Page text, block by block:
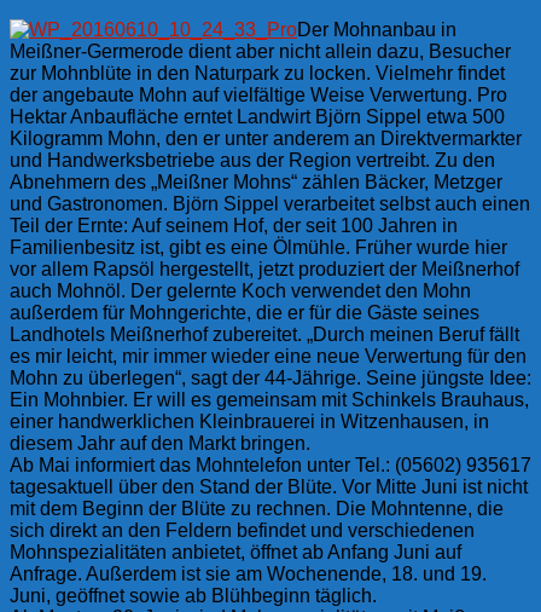
Der Mohnanbau in
Meißner-Germerode dient aber nicht allein dazu, Besucher
zur Mohnblüte in den Naturpark zu locken. Vielmehr findet
der angebaute Mohn auf vielfältige Weise Verwertung. Pro
Hektar Anbaufläche erntet Landwirt Björn Sippel etwa 500
Kilogramm Mohn, den er unter anderem an Direktvermarkter
und Handwerksbetriebe aus der Region vertreibt. Zu den
Abnehmern des „Meißner Mohns“ zählen Bäcker, Metzger
und Gastronomen. Björn Sippel verarbeitet selbst auch einen
Teil der Ernte: Auf seinem Hof, der seit 100 Jahren in
Familienbesitz ist, gibt es eine Ölmühle. Früher wurde hier
vor allem Rapsöl hergestellt, jetzt produziert der Meißnerhof
auch Mohnöl. Der gelernte Koch verwendet den Mohn
außerdem für Mohngerichte, die er für die Gäste seines
Landhotels Meißnerhof zubereitet. „Durch meinen Beruf fällt
es mir leicht, mir immer wieder eine neue Verwertung für den
Mohn zu überlegen“, sagt der 44-Jährige. Seine jüngste Idee:
Ein Mohnbier. Er will es gemeinsam mit Schinkels Brauhaus,
einer handwerklichen Kleinbrauerei in Witzenhausen, in
diesem Jahr auf den Markt bringen.
Ab Mai informiert das Mohntelefon unter Tel.: (05602) 935617
tagesaktuell über den Stand der Blüte. Vor Mitte Juni ist nicht
mit dem Beginn der Blüte zu rechnen. Die Mohntenne, die
sich direkt an den Feldern befindet und verschiedenen
Mohnspezialitäten anbietet, öffnet ab Anfang Juni auf
Anfrage. Außerdem ist sie am Wochenende, 18. und 19.
Juni, geöffnet sowie ab Blühbeginn täglich.